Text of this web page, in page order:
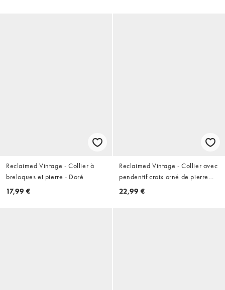
Reclaimed Vintage - Collier à
breloques et pierre - Doré
17,99 €
Reclaimed Vintage - Collier avec
pendentif croix orné de pierre
ton sur ton - Doré
22,99 €